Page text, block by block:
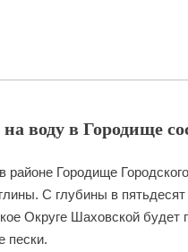
воду в Городище
Городище
С глубины в пятьдесят
Округе Шаховской будет
пески.